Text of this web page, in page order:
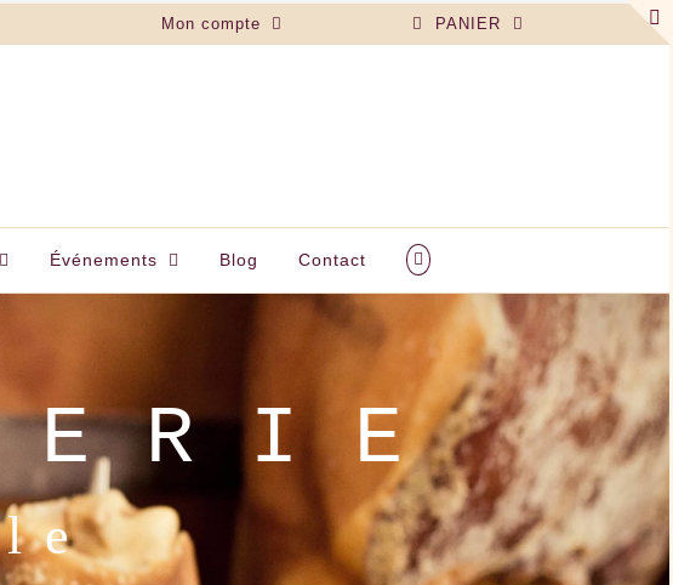
Mon compte PANIER
Événements Blog Contact